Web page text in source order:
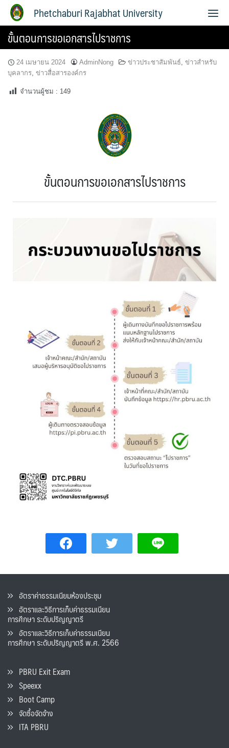
Phetchaburi Rajabhat University
ขั้นตอนการขอเอกสารไปราชการ
24 เมษายน 2024 AdminNong ข่าวประชาสัมพันธ์, ข่าวสำหรับ
บุคลากร, ข่าวสื่อสารองค์กร
จำนวนผู้ชม : 149
ขั้นตอนการขอเอกสารไปราชการ
อัตราค่าธรรมเนียมห้องประชุม
อัตราและวิธีการเก็บค่าธรรมเนียน
การศึกษา ระดับปริญญาตรี
อัตราและวิธีการเก็บค่าธรรมเนียน
การศึกษา ระดับปริญญาตรี พ.ศ. 2566
PBRU Exit Exam
Speexx
Boot Camp
จัดซื้อจัดจ้าง
ITA PBRU